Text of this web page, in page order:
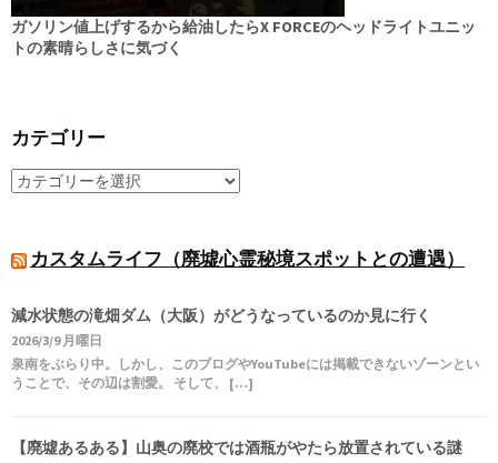
ガソリン値上げするから給油したらX FORCEのヘッドライトユニッ
トの素晴らしさに気づく
カテゴリー
カスタムライフ（廃墟心霊秘境スポットとの遭遇）
減水状態の滝畑ダム（大阪）がどうなっているのか見に行く
2026/3/9 月曜日
泉南をぶらり中。しかし、このブログやYouTubeには掲載できないゾーンとい
うことで、その辺は割愛。 そして、 […]
【廃墟あるある】山奥の廃校では酒瓶がやたら放置されている謎